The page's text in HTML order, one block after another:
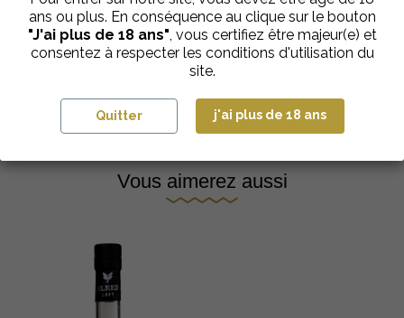
Eyguebelle en Cuisine
Vous aimerez aussi
ans ou plus. En conséquence au clique sur le bouton
"J'ai plus de 18 ans", vous certifiez être majeur(e) et
consentez à respecter les conditions d'utilisation du
site.
Quitter j'ai plus de 18 ans